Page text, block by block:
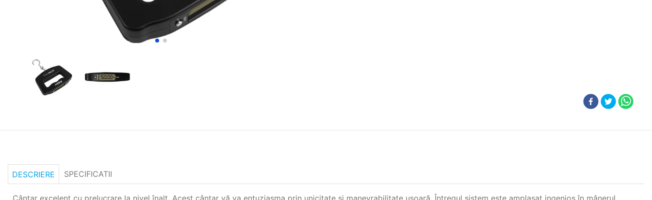
DESCRIERE SPECIFICATII
Cântar excelent cu prelucrare la nivel înalt. Acest cântar vă va entuziasma prin unicitate şi manevrabilitate uşoară. Întregul sistem este amplasat ingenios în mânerul